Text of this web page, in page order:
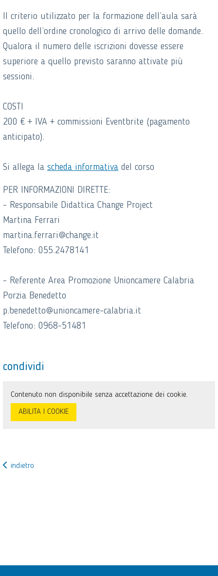
Il criterio utilizzato per la formazione dell’aula sarà
quello dell’ordine cronologico di arrivo delle domande.
Qualora il numero delle iscrizioni dovesse essere
superiore a quello previsto saranno attivate più
sessioni.
COSTI
200 € + IVA + commissioni Eventbrite (pagamento
anticipato).
Si allega la scheda informativa del corso
PER INFORMAZIONI DIRETTE:
- Responsabile Didattica Change Project
Martina Ferrari
martina.ferrari@change.it
Telefono: 055.2478141
- Referente Area Promozione Unioncamere Calabria
Porzia Benedetto
p.benedetto@unioncamere-calabria.it
Telefono: 0968-51481
condividi
Contenuto non disponibile senza accettazione dei cookie.
ABILITA I COOKIE
indietro